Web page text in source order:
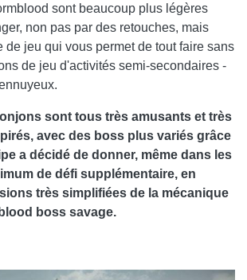
sont beaucoup plus légères
non pas par des retouches, mais
de jeu qui vous permet de tout faire sans
de jeu d'activités semi-secondaires -
sont tous très amusants et très
avec des boss plus variés grâce
a décidé de donner, même dans les
de défi supplémentaire, en
très simplifiées de la mécanique
boss savage.